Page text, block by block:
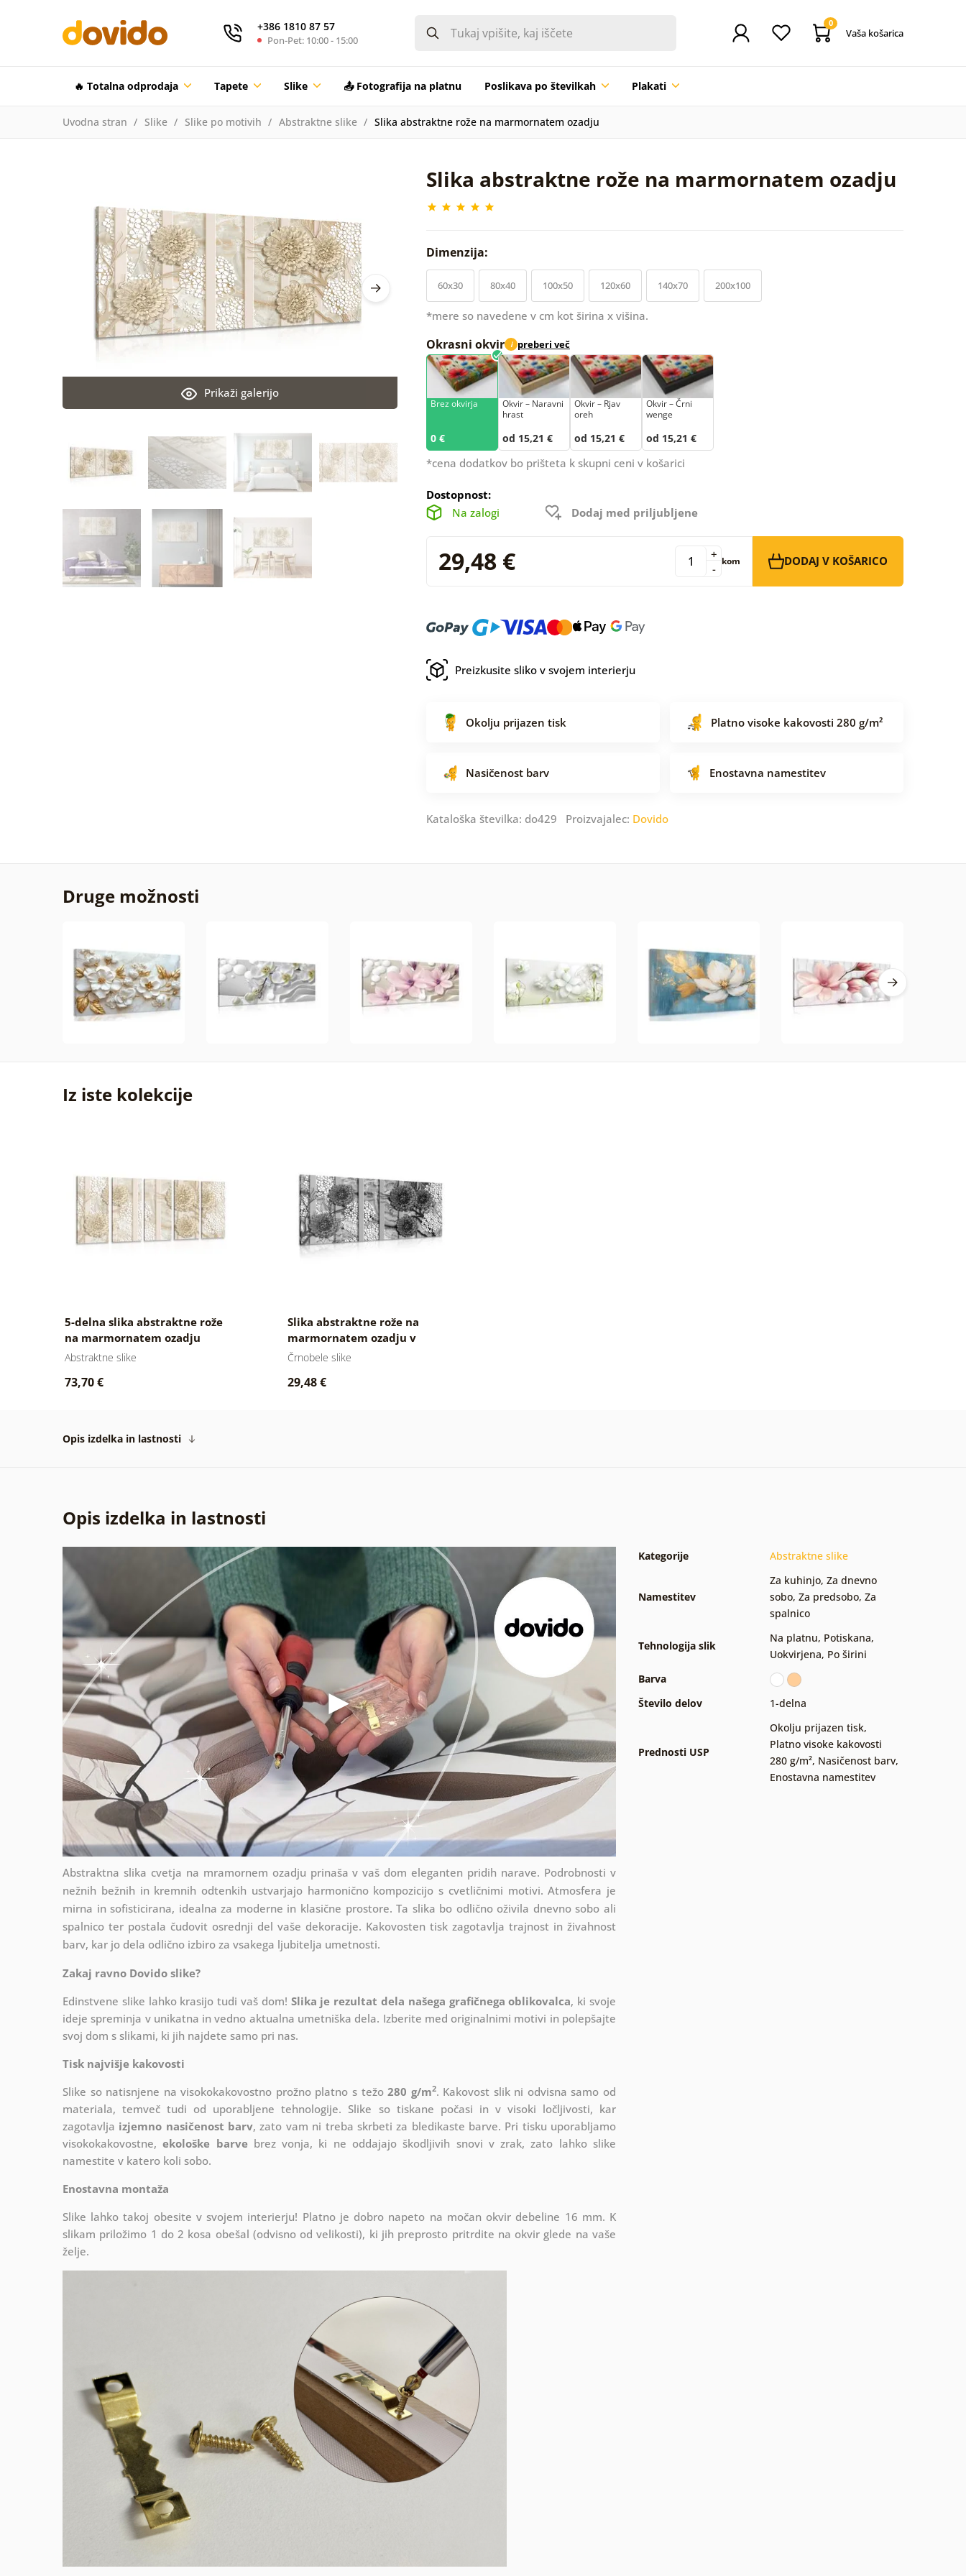
+386 1810 87 57
Pon-Pet: 10:00 - 15:00
0
Vaša košarica
🔥 Totalna odprodaja Tapete Slike 📤 Fotografija na platnu Poslikava po številkah Plakati
Uvodna stran Slike Slike po motivih Abstraktne slike Slika abstraktne rože na marmornatem ozadju
Slika abstraktne rože na marmornatem ozadju
Prikaži galerijo
Dimenzija:
60x30 80x40 100x50 120x60 140x70 200x100
*mere so navedene v cm kot širina x višina.
Okrasni okvir i preberi več
Brez okvirja
0 €
Okvir – Naravni
hrast
od 15,21 €
Okvir – Rjav
oreh
od 15,21 €
Okvir – Črni
wenge
od 15,21 €
*cena dodatkov bo prišteta k skupni ceni v košarici
Dostopnost:
Na zalogi
Dodaj med priljubljene
29,48 € -
+ kom DODAJ V KOŠARICO
Preizkusite sliko v svojem interierju
Okolju prijazen tisk Platno visoke kakovosti 280 g/m²
Nasičenost barv Enostavna namestitev
Kataloška številka: do429 Proizvajalec: Dovido
Druge možnosti
Iz iste kolekcije
5-delna slika abstraktne rože
na marmornatem ozadju
Abstraktne slike
73,70 €
Slika abstraktne rože na
marmornatem ozadju v
črnobeli izvedbi
Črnobele slike
29,48 €
Opis izdelka in lastnosti
Opis izdelka in lastnosti
Abstraktna slika cvetja na mramornem ozadju prinaša v vaš dom eleganten pridih narave. Podrobnosti v
nežnih bežnih in kremnih odtenkih ustvarjajo harmonično kompozicijo s cvetličnimi motivi. Atmosfera je
mirna in sofisticirana, idealna za moderne in klasične prostore. Ta slika bo odlično oživila dnevno sobo ali
spalnico ter postala čudovit osrednji del vaše dekoracije. Kakovosten tisk zagotavlja trajnost in živahnost
barv, kar jo dela odlično izbiro za vsakega ljubitelja umetnosti.
Zakaj ravno Dovido slike?
Edinstvene slike lahko krasijo tudi vaš dom! Slika je rezultat dela našega grafičnega oblikovalca, ki svoje
ideje spreminja v unikatna in vedno aktualna umetniška dela. Izberite med originalnimi motivi in polepšajte
svoj dom s slikami, ki jih najdete samo pri nas.
Tisk najvišje kakovosti
Slike so natisnjene na visokokakovostno prožno platno s težo280 g/m2. Kakovost slik ni odvisna samo od
materiala, temveč tudi od uporabljene tehnologije. Slike so tiskane počasi in v visoki ločljivosti, kar
zagotavlja izjemno nasičenost barv, zato vam ni treba skrbeti za bledikaste barve. Pri tisku uporabljamo
visokokakovostne,ekološke barvebrez vonja, ki ne oddajajo škodljivih snovi v zrak, zato lahko slike
namestite v katero koli sobo.
Enostavna montaža
Slike lahko takoj obesite v svojem interierju! Platno je dobro napeto na močan okvir debeline 16 mm. K
slikam priložimo 1 do 2 kosa obešal (odvisno od velikosti), ki jih preprosto pritrdite na okvir glede na vaše
želje.
Kategorije Abstraktne slike
Namestitev
Za kuhinjo, Za dnevno
sobo, Za predsobo, Za
spalnico
Tehnologija slik
Na platnu, Potiskana,
Uokvirjena, Po širini
Barva
Število delov
1-delna
Prednosti USP
Okolju prijazen tisk,
Platno visoke kakovosti
280 g/m², Nasičenost barv,
Enostavna namestitev